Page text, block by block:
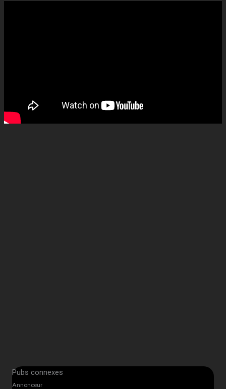
Pubs connexes
Annonceur